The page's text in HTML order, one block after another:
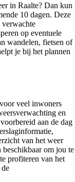
in Raalte? Dan kun
10 dagen. Deze
verwachte
op eventuele
wandelen, fietsen of
je bij het plannen
veel inwoners
en
aan de dag
van het weer
om jou te
profiteren van het